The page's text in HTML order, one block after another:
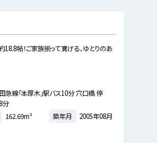
18.8帖！ご家族揃って寛げる、ゆとりのあ
急線「本厚木」駅バス10分 穴口橋 停
分
162.69m² 築年月 2005年08月